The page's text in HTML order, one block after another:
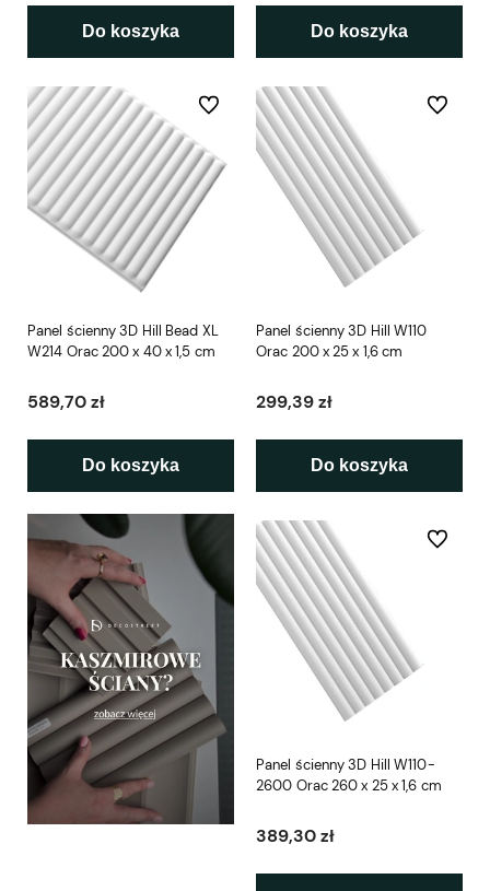
Do koszyka Do koszyka
Panel ścienny 3D Hill Bead XL
W214 Orac 200 x 40 x 1,5 cm
589,70 zł
Do koszyka
Do ulubionych
Panel ścienny 3D Hill W110
Orac 200 x 25 x 1,6 cm
299,39 zł
Do koszyka
Do
Panel ścienny 3D Hill W110-
2600 Orac 260 x 25 x 1,6 cm
389,30 zł
Do